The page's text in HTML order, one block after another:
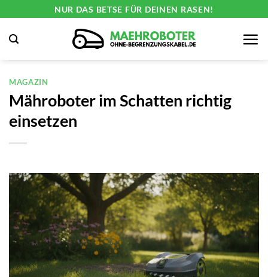
springen
NUR DAS BETSE FÜR DEINEN RASEN!
MAGAZIN
Mähroboter im Schatten richtig
einsetzen